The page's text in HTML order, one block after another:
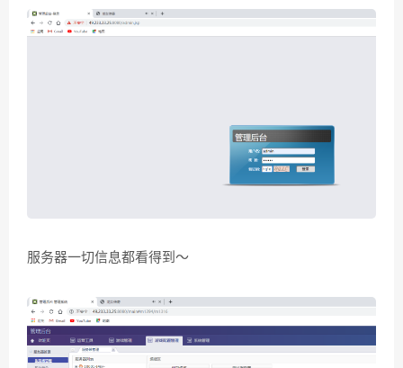
服务器一切信息都看得到～